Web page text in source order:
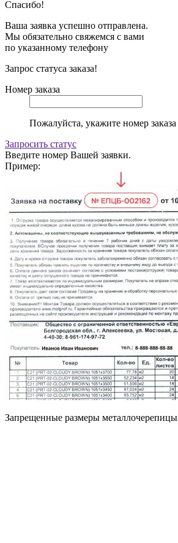
Спасибо!
Ваша заявка успешно отправлена.
Мы обязательно свяжемся с вами
по указанному телефону
Запрос статуса заказа!
Номер заказа
Пожалуйста, укажите номер заказа
Запросить статус
Введите номер Вашей заявки.
Пример:
Запрещенные размеры металлочерепицы